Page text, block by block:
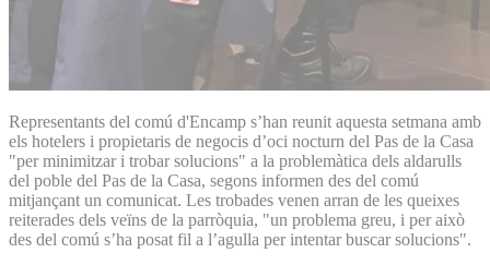
Representants del comú d'Encamp s’han reunit aquesta setmana amb
els hotelers i propietaris de negocis d’oci nocturn del Pas de la Casa
"per minimitzar i trobar solucions" a la problemàtica dels aldarulls
del poble del Pas de la Casa, segons informen des del comú
mitjançant un comunicat. Les trobades venen arran de les queixes
reiterades dels veïns de la parròquia, "un problema greu, i per això
des del comú s’ha posat fil a l’agulla per intentar buscar solucions".